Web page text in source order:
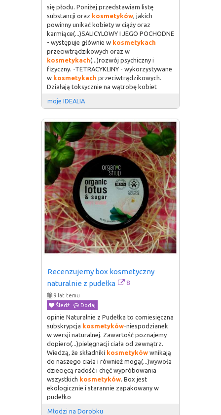
się płodu. Poniżej przedstawiam listę
substancji oraz kosmetyków, jakich
powinny unikać kobiety w ciąży oraz
karmiące(...)SALICYLOWY I JEGO POCHODNE
- występuje głównie w kosmetykach
przeciwtrądzikowych oraz w
kosmetykach(...)rozwój psychiczny i
fizyczny. -TETRACYKLINY - wykorzystywane
w kosmetykach przeciwtrądzikowych.
Działają toksycznie na wątrobę kobiet
moje IDEALIA
Recenzujemy box kosmetyczny
naturalnie z pudełka
8
9 lat temu
Śledź
Dodaj
opinie Naturalnie z Pudełka to comiesięczna
subskrypcja kosmetyków-niespodzianek
w wersji naturalnej. Zawartość poznajemy
dopiero(...)pielęgnacji ciała od zewnątrz.
Wiedzą, że składniki kosmetyków wnikają
do naszego ciała i również mogą(...)wywoła
dziecięcą radość i chęć wypróbowania
wszystkich kosmetyków. Box jest
ekologicznie i starannie zapakowany w
pudełko
Młodzi na Dorobku